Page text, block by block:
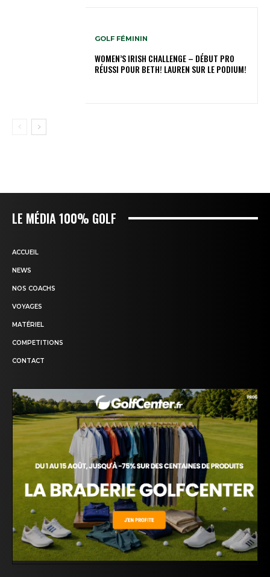
GOLF FÉMININ
WOMEN’S IRISH CHALLENGE – DÉBUT PRO
RÉUSSI POUR BETH! LAUREN SUR LE PODIUM!
LE MÉDIA 100% GOLF
ACCUEIL
NEWS
NOS COACHS
VOYAGES
MATÉRIEL
COMPETITIONS
CONTACT